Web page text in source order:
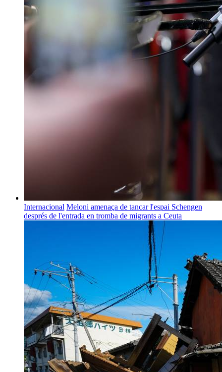
Internacional Meloni amenaça de tancar l'espai Schengen
després de l'entrada en tromba de migrants a Ceuta